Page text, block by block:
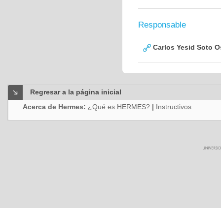
Responsable
Carlos Yesid Soto
Regresar a la página inicial
Acerca de Hermes: ¿Qué es HERMES? | Instructivos